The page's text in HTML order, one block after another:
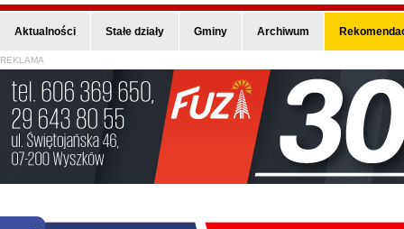
Aktualności Stałe działy Gminy Archiwum
REKLAMA